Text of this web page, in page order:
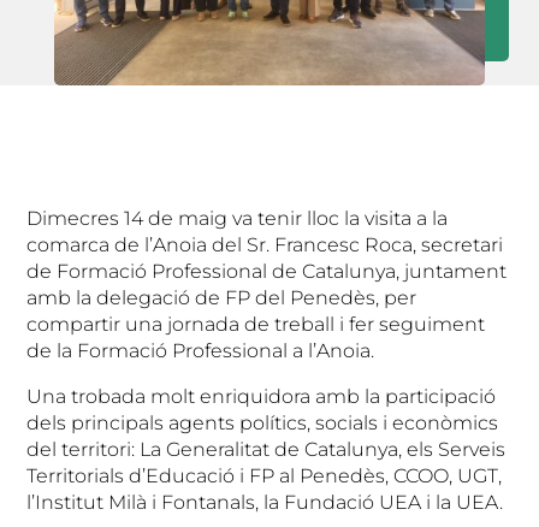
Dimecres 14 de maig va tenir lloc la visita a la
comarca de l’Anoia del Sr. Francesc Roca, secretari
de Formació Professional de Catalunya, juntament
amb la delegació de FP del Penedès, per
compartir una jornada de treball i fer seguiment
de la Formació Professional a l’Anoia.
Una trobada molt enriquidora amb la participació
dels principals agents polítics, socials i econòmics
del territori: La Generalitat de Catalunya, els Serveis
Territorials d’Educació i FP al Penedès, CCOO, UGT,
l’Institut Milà i Fontanals, la Fundació UEA i la UEA.